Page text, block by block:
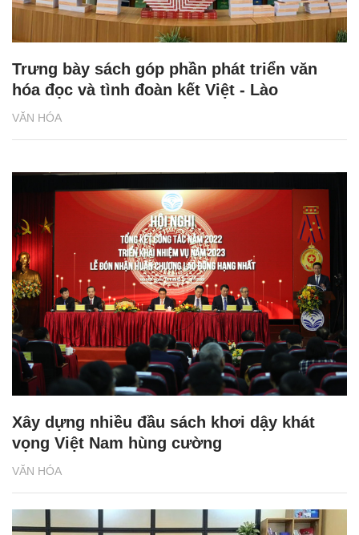
VĂN HÓA
Trưng bày sách góp phần phát triển văn
hóa đọc và tình đoàn kết Việt - Lào
VĂN HÓA
Xây dựng nhiều đầu sách khơi dậy khát
vọng Việt Nam hùng cường